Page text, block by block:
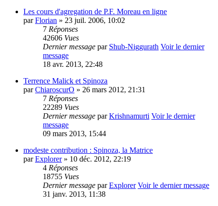
Les cours d'agregation de P.F. Moreau en ligne
parFlorian » 23 juil. 2006, 10:02
7 Réponses
42606 Vues
Dernier message par Shub-Niggurath Voir le dernier
message
18 avr. 2013, 22:48
Terrence Malick et Spinoza
parChiaroscurO » 26 mars 2012, 21:31
7 Réponses
22289 Vues
Dernier message parKrishnamurti Voir le dernier
message
09 mars 2013, 15:44
modeste contribution : Spinoza, la Matrice
parExplorer» 10 déc. 2012, 22:19
4 Réponses
18755 Vues
Dernier message parExplorer Voir le dernier message
31 janv. 2013, 11:38